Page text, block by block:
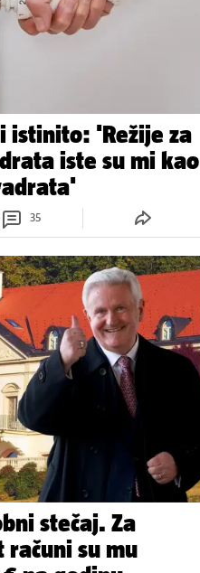
istinito: 'Režije za
iste su mi kao
35
stečaj. Za
su mu